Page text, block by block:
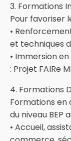
3. Formations
Pour favoriser
•
et techniques
• Immersion
: Projet FAIRe
4. Formations
Formations en
du niveau BEP
• Accueil,